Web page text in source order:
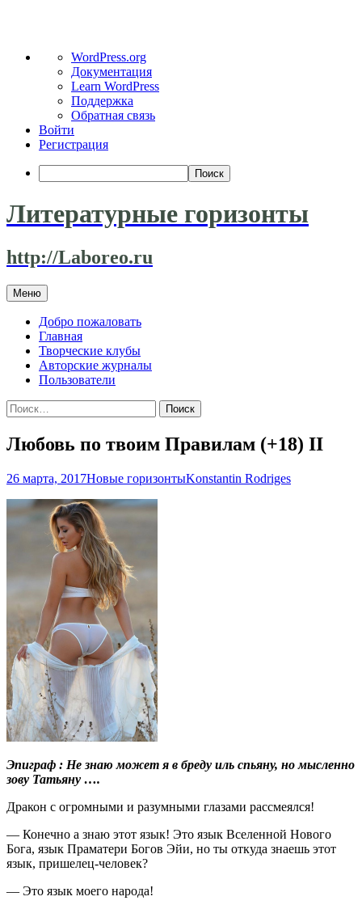
WordPress
WordPress.org
Документация
Learn WordPress
Поддержка
Обратная связь
Войти
Регистрация
Поиск
Литературные горизонты
http://Laboreo.ru
Меню Перейти
к
содержимому
Добро пожаловать
Главная
Творческие клубы
Авторские журналы
Пользователи
Найти:
Любовь по твоим Правилам (+18) II
26 марта, 2017Новые горизонтыKonstantin Rodriges
Эпиграф : Не знаю может я в бреду иль спьяну, но мысленно
зову Татьяну ….
Дракон с огромными и разумными глазами рассмеялся!
— Конечно а знаю этот язык! Это язык Вселенной Нового
Бога, язык Праматери Богов Эйи, но ты откуда знаешь этот
язык, пришелец-человек?
— Это язык моего народа!